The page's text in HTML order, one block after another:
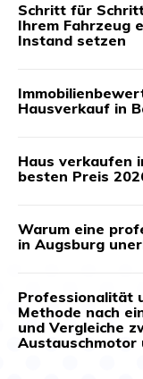
Schritt für
Ihrem Fahrzeug
Instand setzen
Hausverkauf in
Haus verkaufen
besten Preis
Warum eine
in Augsburg
Professionalität
Methode nach
und Vergleiche
Austauschmotor